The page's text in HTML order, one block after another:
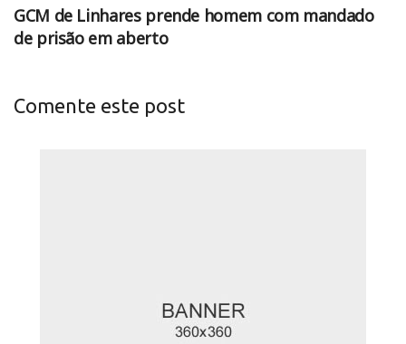
GCM de Linhares prende homem com mandado
de prisão em aberto
Comente este post